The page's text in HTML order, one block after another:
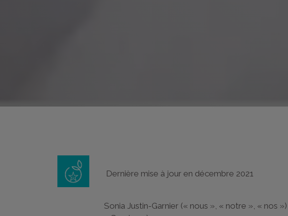
Dernière mise à jour en décembre 2021
Sonia Justin-Garnier (« nous », « notre », « nos